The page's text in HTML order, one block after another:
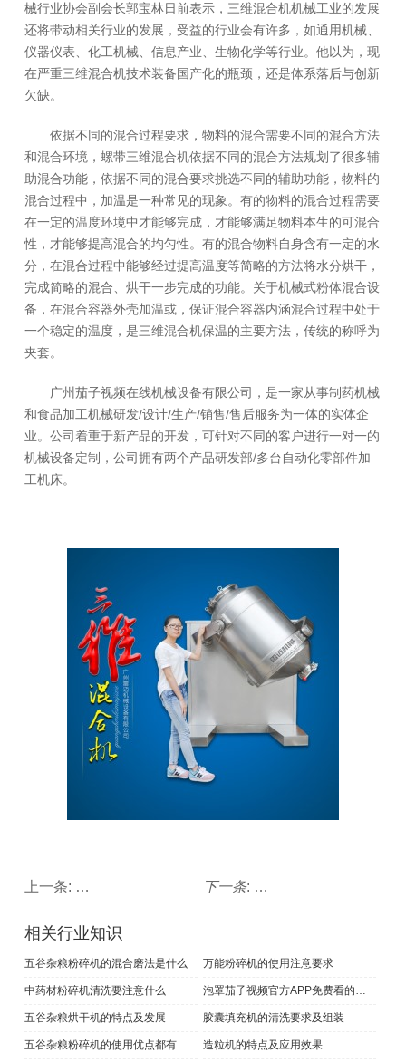
械行业协会副会长郭宝林日前表示，三维混合机机械工业的发展
还将带动相关行业的发展，受益的行业会有许多，如通用机械、
仪器仪表、化工机械、信息产业、生物化学等行业。他以为，现
在严重三维混合机技术装备国产化的瓶颈，还是体系落后与创新
欠缺。
依据不同的混合过程要求，物料的混合需要不同的混合方法
和混合环境，螺带三维混合机依据不同的混合方法规划了很多辅
助混合功能，依据不同的混合要求挑选不同的辅助功能，物料的
混合过程中，加温是一种常见的现象。有的物料的混合过程需要
在一定的温度环境中才能够完成，才能够满足物料本生的可混合
性，才能够提高混合的均匀性。有的混合物料自身含有一定的水
分，在混合过程中能够经过提高温度等简略的方法将水分烘干，
完成简略的混合、烘干一步完成的功能。关于机械式粉体混合设
备，在混合容器外壳加温或，保证混合容器内涵混合过程中处于
一个稳定的温度，是三维混合机保温的主要方法，传统的称呼为
夹套。
广州茄子视频在线机械设备有限公司，是一家从事制药机械
和食品加工机械研发/设计/生产/销售/售后服务为一体的实体企
业。公司着重于新产品的开发，可针对不同的客户进行一对一的
机械设备定制，公司拥有两个产品研发部/多台自动化零部件加
工机床。
上一条:
分析中药材粉碎机的正确清洗方法
下一条: 三维混合机中部件的保
相关行业知识
五谷杂粮粉碎机的混合磨法是什么 万能粉碎机的使用注意要求
中药材粉碎机清洗要注意什么 泡罩茄子视频官方APP免费看的特点
五谷杂粮烘干机的特点及发展 胶囊填充机的清洗要求及组装
五谷杂粮粉碎机的使用优点都有哪些 造粒机的特点及应用效果